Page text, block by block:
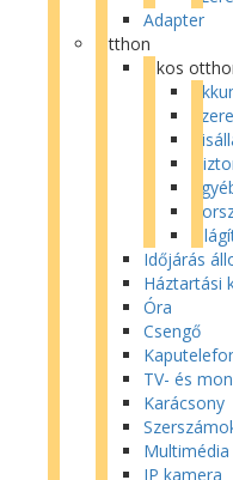
Adapter
Otthon
Okos
Időjárás
Háztartási
Óra
Csengő
TV- és
Karácsony
Multimédia
IP kamera